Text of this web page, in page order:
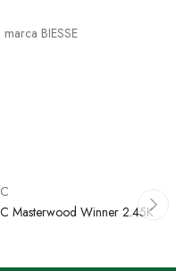
BIESSE
Masterwood Winner 2.45K